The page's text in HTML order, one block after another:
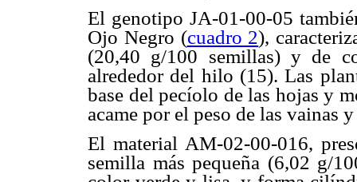
El genotipo JA-01-00-05
Ojo Negro (cuadro 2),
(20,40 g/100 semillas) y de
alrededor del hilo (15). Las
base del pecíolo de las hojas y
acame por el peso de las vainas
El material AM-02-00-016,
semilla más pequeña (6,02 g/